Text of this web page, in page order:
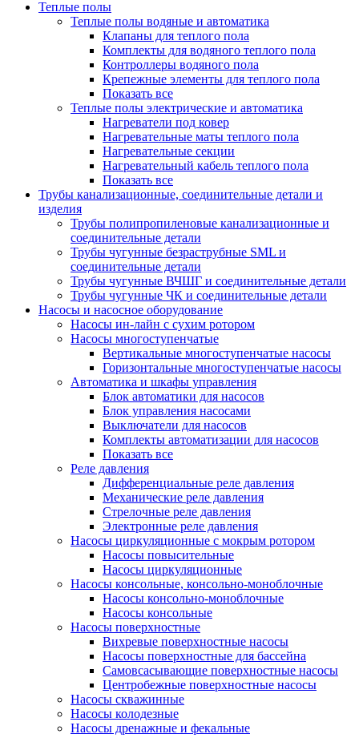
Теплые полы
Теплые полы водяные и автоматика
Клапаны для теплого пола
Комплекты для водяного теплого пола
Контроллеры водяного пола
Крепежные элементы для теплого пола
Показать все
Теплые полы электрические и автоматика
Нагреватели под ковер
Нагревательные маты теплого пола
Нагревательные секции
Нагревательный кабель теплого пола
Показать все
Трубы канализационные, соединительные детали и
изделия
Трубы полипропиленовые канализационные и
соединительные детали
Трубы чугунные безраструбные SML и
соединительные детали
Трубы чугунные ВЧШГ и соединительные детали
Трубы чугунные ЧК и соединительные детали
Насосы и насосное оборудование
Насосы ин-лайн с сухим ротором
Насосы многоступенчатые
Вертикальные многоступенчатые насосы
Горизонтальные многоступенчатые насосы
Автоматика и шкафы управления
Блок автоматики для насосов
Блок управления насосами
Выключатели для насосов
Комплекты автоматизации для насосов
Показать все
Реле давления
Дифференциальные реле давления
Механические реле давления
Стрелочные реле давления
Электронные реле давления
Насосы циркуляционные с мокрым ротором
Насосы повысительные
Насосы циркуляционные
Насосы консольные, консольно-моноблочные
Насосы консольно-моноблочные
Насосы консольные
Насосы поверхностные
Вихревые поверхностные насосы
Насосы поверхностные для бассейна
Самовсасывающие поверхностные насосы
Центробежные поверхностные насосы
Насосы скважинные
Насосы колодезные
Насосы дренажные и фекальные